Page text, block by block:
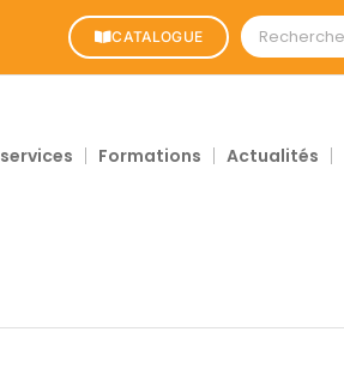
Rechercher:
CATALOGUE
Formations Actualités